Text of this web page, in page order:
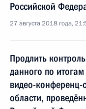
Российской
27 августа 2018 года,
Продлить
данного по
видео-конференц-
области,